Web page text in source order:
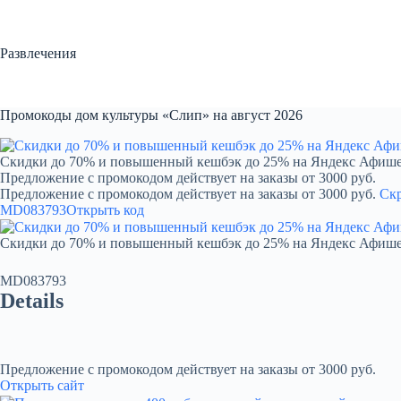
Развлечения
Промокоды дом культуры «Слип» на август 2026
Скидки до 70% и повышенный кешбэк до 25% на Яндекс
Предложение с промокодом действует на заказы от 3000 руб.
Предложение с промокодом действует на заказы от 3000 руб.
MD083793Открыть код
Скидки до 70% и повышенный кешбэк до 25% на Яндекс
MD083793
Details
Предложение с промокодом действует на заказы от 3000 руб.
Открыть сайт